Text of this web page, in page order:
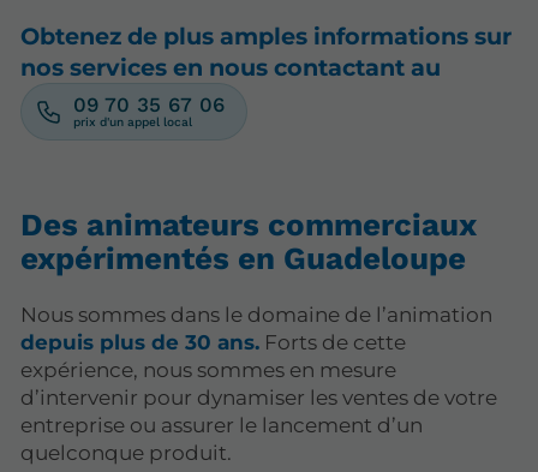
Obtenez de plus amples informations sur
nos services en nous contactant au
09 70 35 67 06
Des animateurs commerciaux
expérimentés en Guadeloupe
Nous sommes dans le domaine de l’animation
depuis plus de 30 ans. Forts de cette
expérience, nous sommes en mesure
d’intervenir pour dynamiser les ventes de votre
entreprise ou assurer le lancement d’un
quelconque produit.